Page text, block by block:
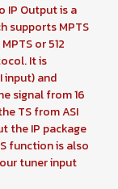
IP Output is a
supports MPTS
or 512
It is
input) and
signal from 16
TS from ASI
the IP package
function is also
tuner input